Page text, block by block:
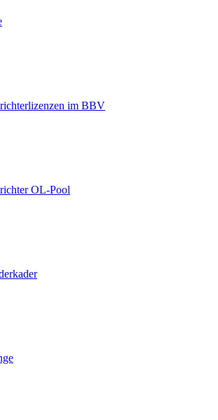
im BBV
OL-Pool